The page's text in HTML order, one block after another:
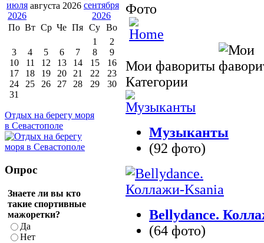
Фото
Мои фавориты
Категории
Музыканты
(92 фото)
Bellydance.
(64 фото)
августа 2026
По Вт Ср Че Пя Су Во
1
2
3
4 5 6 7 8
9
10
11 12 13 14 15
16
17
18 19 20 21 22
23
24
25 26 27 28 29
30
31
Отдых на берегу моря
в Севастополе
Опрос
Знаете ли вы кто
такие спортивные
мажоретки?
Да
Нет